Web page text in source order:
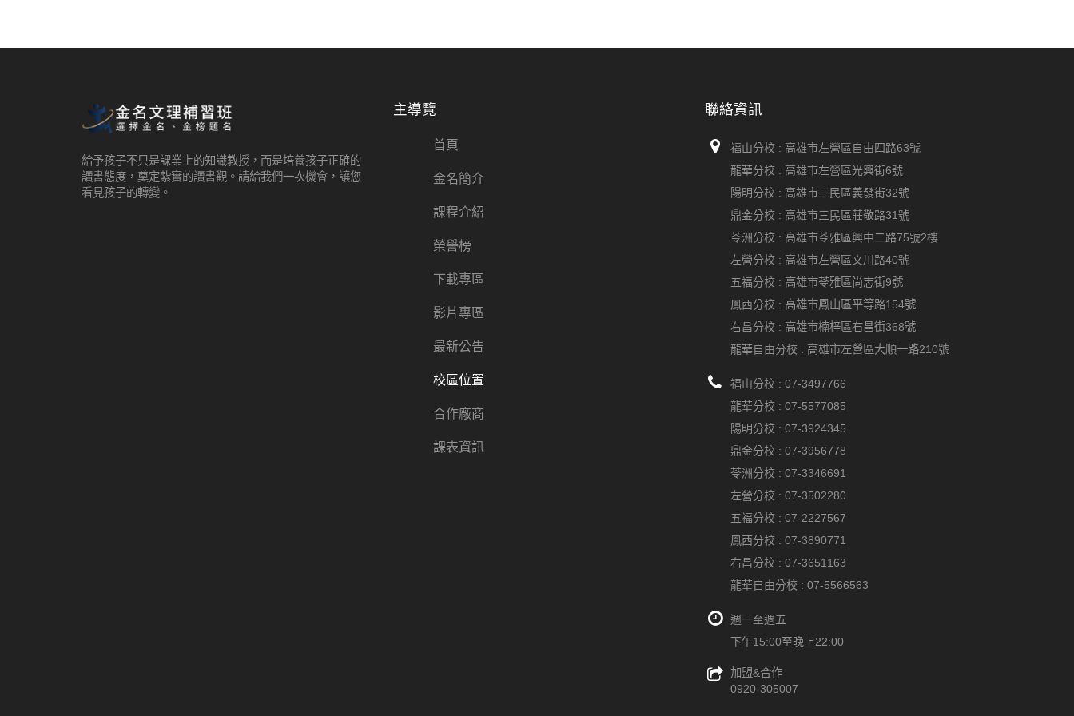
給予孩子不只是課業上的知識教授，而是培養孩子正確的
讀書態度，奠定紮實的讀書觀。請給我們一次機會，讓您
看見孩子的轉變。
主導覽
首頁
金名簡介
課程介紹
榮譽榜
下載專區
影片專區
最新公告
校區位置
合作廠商
課表資訊
聯絡資訊
福山分校 : 高雄市左營區自由四路63號
龍華分校 : 高雄市左營區光興街6號
陽明分校 : 高雄市三民區義發街32號
鼎金分校 : 高雄市三民區莊敬路31號
苓洲分校 : 高雄市苓雅區興中二路75號2樓
左營分校 : 高雄市左營區文川路40號
五福分校 : 高雄市苓雅區尚志街9號
鳳西分校 : 高雄市鳳山區平等路154號
右昌分校 : 高雄市楠梓區右昌街368號
龍華自由分校 : 高雄市左營區大順一路210號
福山分校 : 07-3497766
龍華分校 : 07-5577085
陽明分校 : 07-3924345
鼎金分校 : 07-3956778
苓洲分校 : 07-3346691
左營分校 : 07-3502280
五福分校 : 07-2227567
鳳西分校 : 07-3890771
右昌分校 : 07-3651163
龍華自由分校 : 07-5566563
週一至週五
下午15:00至晚上22:00
加盟&合作
0920-305007